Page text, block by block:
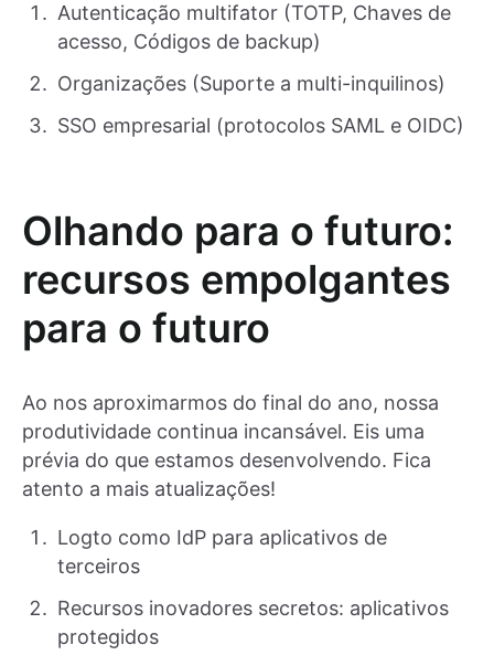
Autenticação multifator (TOTP, Chaves de
acesso, Códigos de backup)
Organizações (Suporte a multi-inquilinos)
SSO empresarial (protocolos SAML e OIDC)
Olhando para o futuro:
recursos empolgantes
para o futuro
Ao nos aproximarmos do final do ano, nossa
produtividade continua incansável. Eis uma
prévia do que estamos desenvolvendo. Fica
atento a mais atualizações!
Logto como IdP para aplicativos de
terceiros
Recursos inovadores secretos: aplicativos
protegidos